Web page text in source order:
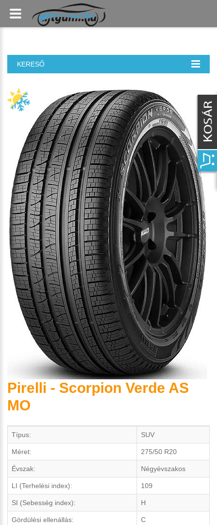
KERESŐ
Pirelli - Scorpion Verde AS
MO
Típus: SUV
Méret: 275/50 R20
Évszak: Négyévszakos
LI (Terhelési index): 109
SI (Sebesség index): H
Gördülési ellenállás: C